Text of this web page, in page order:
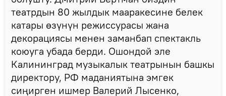
театрдын 80 жылдык мааракесине белек
катары өзүнүн режиссурасы жана
декорациясы менен заманбап спектакль
коюуга убада берди. Ошондой эле
Калининград музыкалык театрынын башкы
директору, РФ маданиятына эмгек
сиңирген ишмер Валерий Лысенко,